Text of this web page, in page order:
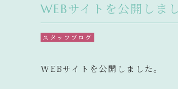
WEBサイトを公開しま
スタッフブログ
WEBサイトを公開しました。